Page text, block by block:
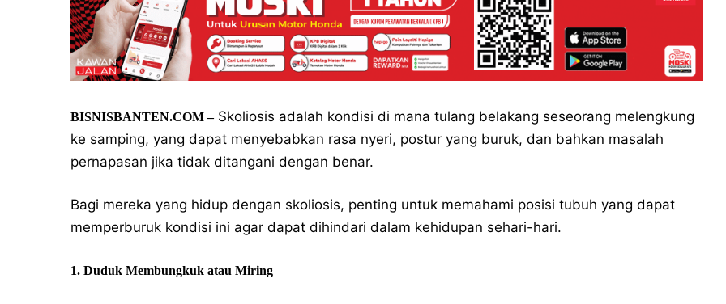
BISNISBANTEN.COM –Skoliosis adalah kondisi di mana tulang belakang seseorang melengkung
ke samping, yang dapat menyebabkan rasa nyeri, postur yang buruk, dan bahkan masalah
pernapasan jika tidak ditangani dengan benar.
Bagi mereka yang hidup dengan skoliosis, penting untuk memahami posisi tubuh yang dapat
memperburuk kondisi ini agar dapat dihindari dalam kehidupan sehari-hari.
1. Duduk Membungkuk atau Miring